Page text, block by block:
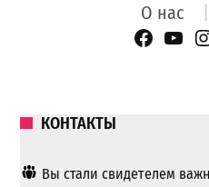
О нас
КОНТАКТЫ
Вы стали свидетелем